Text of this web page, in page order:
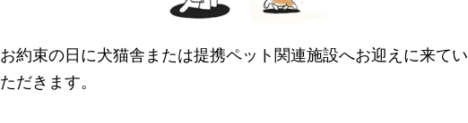
お約束の日に犬猫舎または提携ペット関連施設へお迎えに来てい
ただきます。